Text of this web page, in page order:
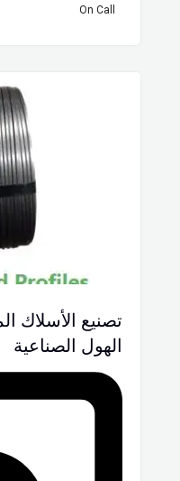
On Call
تصنيع الأسلاك
الهول الصناعية